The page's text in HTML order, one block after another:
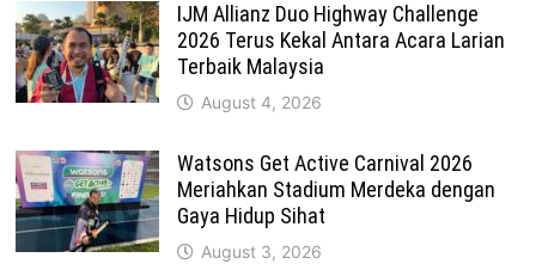
IJM Allianz Duo Highway Challenge
2026 Terus Kekal Antara Acara Larian
Terbaik Malaysia
August 4, 2026
Watsons Get Active Carnival 2026
Meriahkan Stadium Merdeka dengan
Gaya Hidup Sihat
August 3, 2026